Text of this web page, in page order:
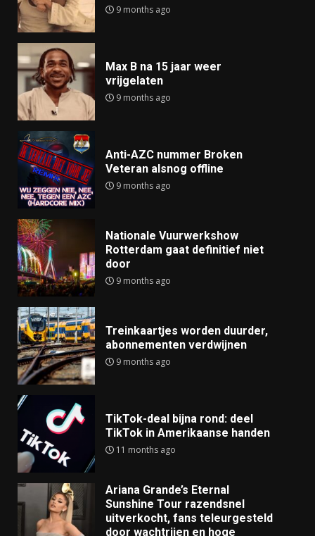
9 months ago
Max B na 15 jaar weer
vrijgelaten
9 months ago
Anti-AZC nummer Broken
Veteran alsnog offline
9 months ago
Nationale Vuurwerkshow
Rotterdam gaat definitief niet
door
9 months ago
Treinkaartjes worden duurder,
abonnementen verdwijnen
9 months ago
TikTok-deal bijna rond: deel
TikTok in Amerikaanse handen
11 months ago
Ariana Grande’s Eternal
Sunshine Tour razendsnel
uitverkocht, fans teleurgesteld
door wachtrijen en hoge